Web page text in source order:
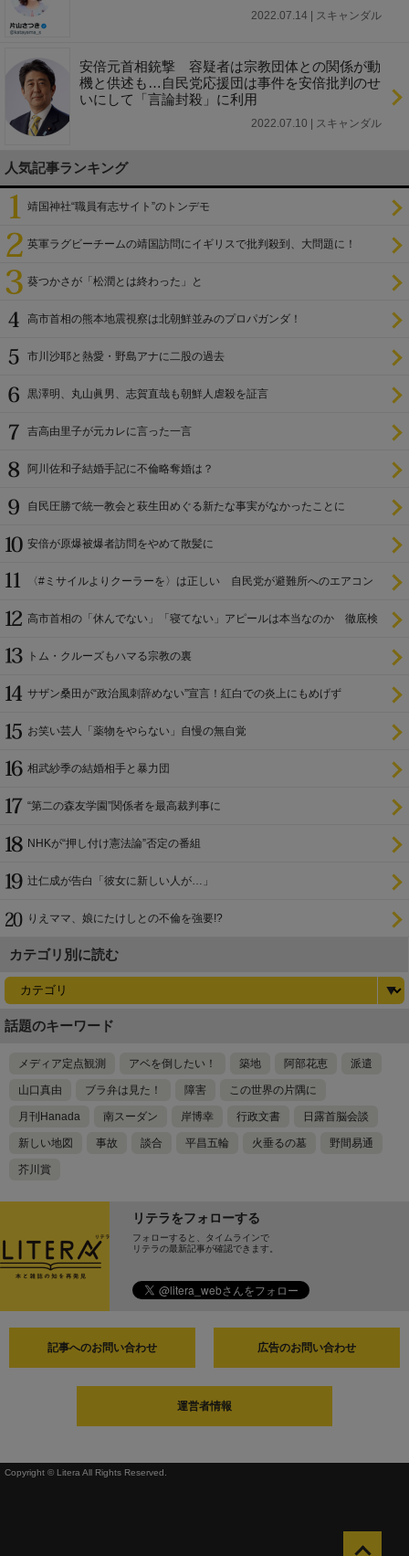
2022.07.14 | スキャンダル
安倍元首相銃撃 容疑者は宗教団体との関係が動
機と供述も…自民党応援団は事件を安倍批判のせ
いにして「言論封殺」に利用
2022.07.10 | スキャンダル
人気記事ランキング
靖国神社“職員有志サイト”のトンデモ
英軍ラグビーチームの靖国訪問にイギリスで批判殺到、大問題に！
葵つかさが「松潤とは終わった」と
高市首相の熊本地震視察は北朝鮮並みのプロパガンダ！
市川沙耶と熱愛・野島アナに二股の過去
黒澤明、丸山眞男、志賀直哉も朝鮮人虐殺を証言
吉高由里子が元カレに言った一言
阿川佐和子結婚手記に不倫略奪婚は？
自民圧勝で統一教会と萩生田めぐる新たな事実がなかったことに
安倍が原爆被爆者訪問をやめて散髪に
〈#ミサイルよりクーラーを〉は正しい 自民党が避難所へのエアコン
高市首相の「休んでない」「寝てない」アピールは本当なのか 徹底検
トム・クルーズもハマる宗教の裏
サザン桑田が“政治風刺辞めない”宣言！紅白での炎上にもめげず
お笑い芸人「薬物をやらない」自慢の無自覚
相武紗季の結婚相手と暴力団
“第二の森友学園”関係者を最高裁判事に
NHKが“押し付け憲法論”否定の番組
辻仁成が告白「彼女に新しい人が…」
りえママ、娘にたけしとの不倫を強要!?
カテゴリ別に読む
話題のキーワード
メディア定点観測 アベを倒したい！ 築地 阿部花恵 派遣
山口真由 ブラ弁は見た！ 障害 この世界の片隅に
月刊Hanada 南スーダン 岸博幸 行政文書 日露首脳会談
新しい地図 事故 談合 平昌五輪 火垂るの墓 野間易通
芥川賞
リテラをフォローする
フォローすると、タイムラインで
リテラの最新記事が確認できます。
記事へのお問い合わせ 広告のお問い合わせ
運営者情報
Copyright © Litera All Rights Reserved.